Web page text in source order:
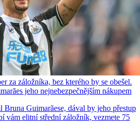
za záložníka, bez kterého by se obešel.
jeho nejnebezpečnějším nákupem
Guimarãese, dával by jeho přestup
vám elitní střední záložník, vezmete 75